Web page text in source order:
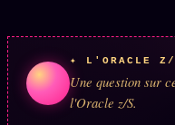
Infofiction
✦ L'ORACLE Z/
Une question sur
l'Oracle z/S.